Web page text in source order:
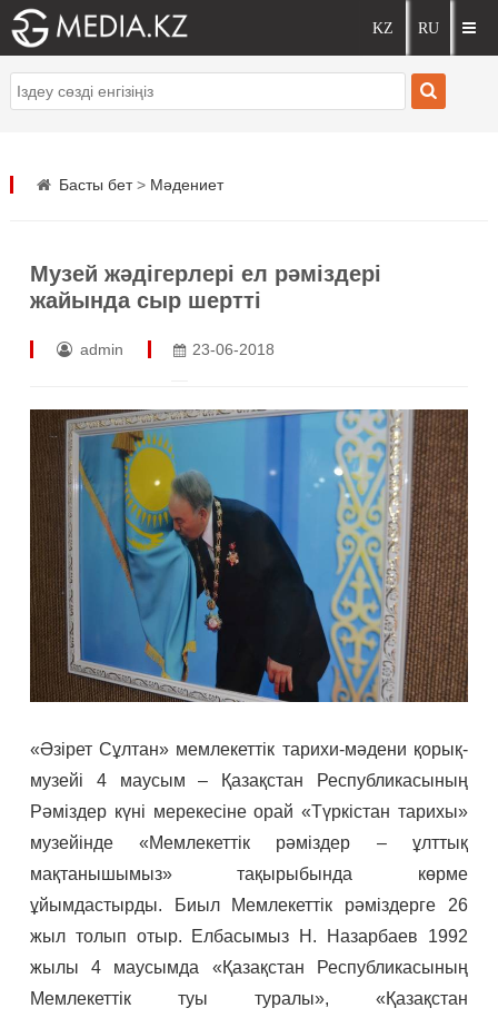
Басты бет> Мәдениет
Музей жәдігерлері ел рәміздері
жайында сыр шертті
admin 23-06-2018
«Әзірет Сұлтан» мемлекеттік тарихи-мәдени қорық-
музейі 4 маусым – Қазақстан Республикасының
Рәміздер күні мерекесіне орай «Түркістан тарихы»
музейінде «Мемлекеттік рәміздер – ұлттық
мақтанышымыз» тақырыбында көрме
ұйымдастырды. Биыл Мемлекеттік рәміздерге 26
жыл толып отыр. Елбасымыз Н. Назарбаев 1992
жылы 4 маусымда «Қазақстан Республикасының
Мемлекеттік туы туралы», «Қазақстан